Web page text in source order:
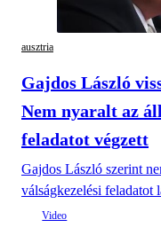
ausztria
Gajdos László
Nem nyaralt az
feladatot végzett
Gajdos László szerint
válságkezelési feladatot